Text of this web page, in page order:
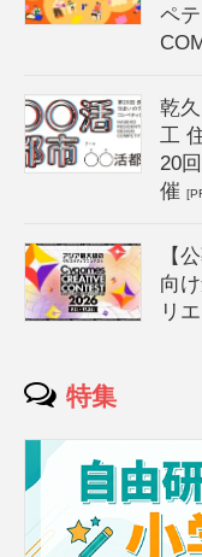
ペ
乾
工
20
催
【
向
リ
特集